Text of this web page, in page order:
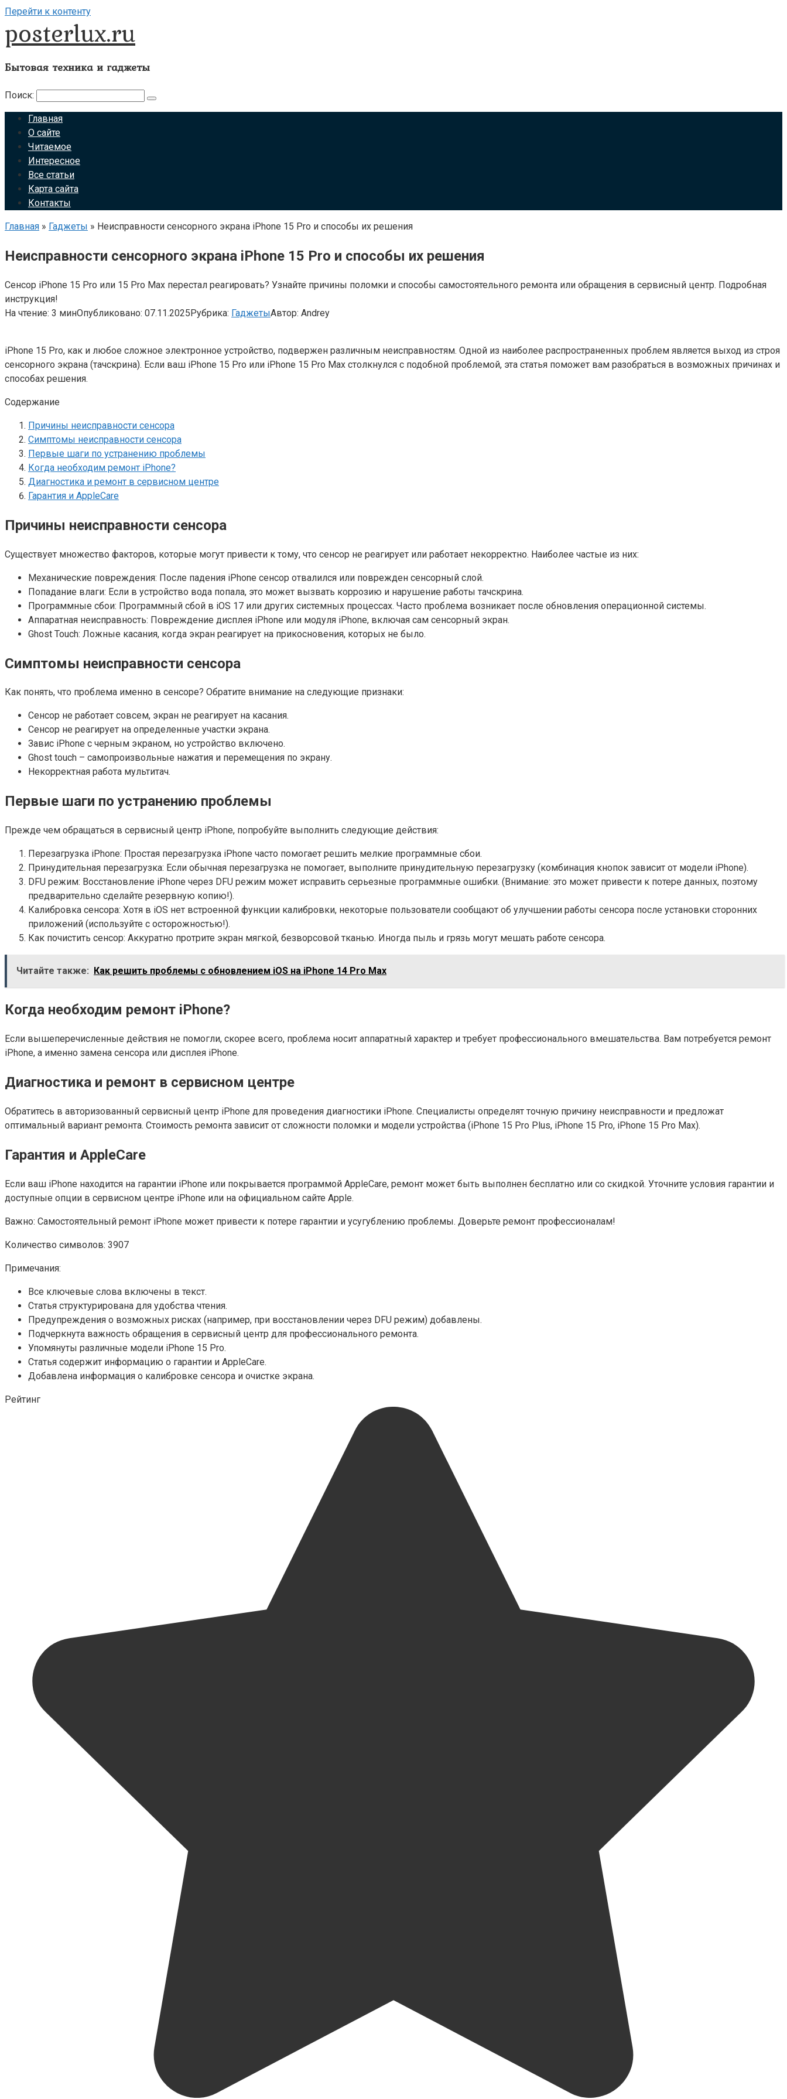
Перейти к контенту
posterlux.ru
Бытовая техника и гаджеты
Поиск:
Главная
О сайте
Читаемое
Интересное
Все статьи
Карта сайта
Контакты
Главная » Гаджеты » Неисправности сенсорного экрана iPhone 15 Pro и способы их решения
Неисправности сенсорного экрана iPhone 15 Pro и способы их решения
Сенсор iPhone 15 Pro или 15 Pro Max перестал реагировать? Узнайте причины поломки и способы самостоятельного ремонта или обращения в сервисный центр. Подробная
инструкция!
На чтение: 3 минОпубликовано: 07.11.2025Рубрика: ГаджетыАвтор: Andrey
iPhone 15 Pro, как и любое сложное электронное устройство, подвержен различным неисправностям. Одной из наиболее распространенных проблем является выход из строя
сенсорного экрана (тачскрина). Если ваш iPhone 15 Pro или iPhone 15 Pro Max столкнулся с подобной проблемой, эта статья поможет вам разобраться в возможных причинах и
способах решения.
Содержание
Причины неисправности сенсора
Симптомы неисправности сенсора
Первые шаги по устранению проблемы
Когда необходим ремонт iPhone?
Диагностика и ремонт в сервисном центре
Гарантия и AppleCare
Причины неисправности сенсора
Существует множество факторов, которые могут привести к тому, что сенсор не реагирует или работает некорректно. Наиболее частые из них:
Механические повреждения: После падения iPhone сенсор отвалился или поврежден сенсорный слой.
Попадание влаги: Если в устройство вода попала, это может вызвать коррозию и нарушение работы тачскрина.
Программные сбои: Программный сбой в iOS 17 или других системных процессах. Часто проблема возникает после обновления операционной системы.
Аппаратная неисправность: Повреждение дисплея iPhone или модуля iPhone, включая сам сенсорный экран.
Ghost Touch: Ложные касания, когда экран реагирует на прикосновения, которых не было.
Симптомы неисправности сенсора
Как понять, что проблема именно в сенсоре? Обратите внимание на следующие признаки:
Сенсор не работает совсем, экран не реагирует на касания.
Сенсор не реагирует на определенные участки экрана.
Завис iPhone с черным экраном, но устройство включено.
Ghost touch – самопроизвольные нажатия и перемещения по экрану.
Некорректная работа мультитач.
Первые шаги по устранению проблемы
Прежде чем обращаться в сервисный центр iPhone, попробуйте выполнить следующие действия:
Перезагрузка iPhone: Простая перезагрузка iPhone часто помогает решить мелкие программные сбои.
Принудительная перезагрузка: Если обычная перезагрузка не помогает, выполните принудительную перезагрузку (комбинация кнопок зависит от модели iPhone).
DFU режим: Восстановление iPhone через DFU режим может исправить серьезные программные ошибки. (Внимание: это может привести к потере данных, поэтому
предварительно сделайте резервную копию!).
Калибровка сенсора: Хотя в iOS нет встроенной функции калибровки, некоторые пользователи сообщают об улучшении работы сенсора после установки сторонних
приложений (используйте с осторожностью!).
Как почистить сенсор: Аккуратно протрите экран мягкой, безворсовой тканью. Иногда пыль и грязь могут мешать работе сенсора.
Читайте также: Как решить проблемы с обновлением iOS на iPhone 14 Pro Max
Когда необходим ремонт iPhone?
Если вышеперечисленные действия не помогли, скорее всего, проблема носит аппаратный характер и требует профессионального вмешательства. Вам потребуется ремонт
iPhone, а именно замена сенсора или дисплея iPhone.
Диагностика и ремонт в сервисном центре
Обратитесь в авторизованный сервисный центр iPhone для проведения диагностики iPhone. Специалисты определят точную причину неисправности и предложат
оптимальный вариант ремонта. Стоимость ремонта зависит от сложности поломки и модели устройства (iPhone 15 Pro Plus, iPhone 15 Pro, iPhone 15 Pro Max).
Гарантия и AppleCare
Если ваш iPhone находится на гарантии iPhone или покрывается программой AppleCare, ремонт может быть выполнен бесплатно или со скидкой. Уточните условия гарантии и
доступные опции в сервисном центре iPhone или на официальном сайте Apple.
Важно: Самостоятельный ремонт iPhone может привести к потере гарантии и усугублению проблемы. Доверьте ремонт профессионалам!
Количество символов: 3907
Примечания:
Все ключевые слова включены в текст.
Статья структурирована для удобства чтения.
Предупреждения о возможных рисках (например, при восстановлении через DFU режим) добавлены.
Подчеркнута важность обращения в сервисный центр для профессионального ремонта.
Упомянуты различные модели iPhone 15 Pro.
Статья содержит информацию о гарантии и AppleCare.
Добавлена информация о калибровке сенсора и очистке экрана.
Рейтинг